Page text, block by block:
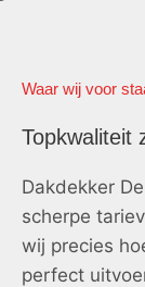
Waar wij voor
Topkwaliteit
Dakdekker
scherpe
wij precies
perfect